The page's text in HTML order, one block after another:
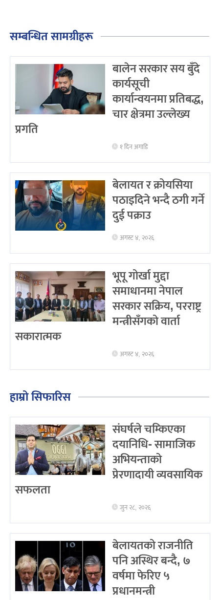
सम्बन्धित सामग्रीहरू
बालेन सरकार सय बुँदे
कार्यसूची
कार्यान्वयनमा प्रतिबद्ध,
चार क्षेत्रमा उल्लेख्य
प्रगति
१ दिन अगाडि
बेलायत र क्रोयसिया
पठाइदिने भन्दै ठगी गर्ने
दुई पक्राउ
अगस्ट ४, २०२६
भूपू गोर्खा मुद्दा
समाधानमा नेपाल
सरकार सक्रिय, परराष्ट्र
मन्त्रीसँगको वार्ता
सकारात्मक
अगस्ट ४, २०२६
हाम्रो सिफारिस
संघर्षले चम्किएका
दयानिधि- सामाजिक
अभियन्ताको
प्रेरणादायी व्यवसायिक
सफलता
जुन २८, २०२६
बेलायतको राजनीति
पनि अस्थिर बन्दै, ७
वर्षमा फेरिए ५
प्रधानमन्त्री